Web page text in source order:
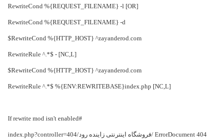
RewriteCond %{REQUEST_FILENAME} -l [OR]
RewriteCond %{REQUEST_FILENAME} -d
RewriteCond %{HTTP_HOST} ^zayanderod.com$
RewriteRule ^.*$ - [NC,L]
RewriteCond %{HTTP_HOST} ^zayanderod.com$
RewriteRule ^.*$ %{ENV:REWRITEBASE}index.php [NC,L]
#If rewrite mod isn't enabled
ErrorDocument 404 /فروشگاه اینترنتی زاینده رود/index.php?controller=404